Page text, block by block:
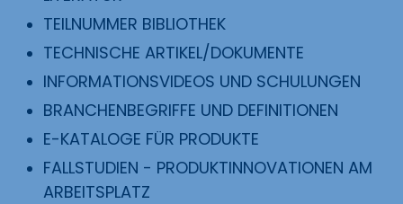
TEILNUMMER BIBLIOTHEK
TECHNISCHE ARTIKEL/DOKUMENTE
INFORMATIONSVIDEOS UND SCHULUNGEN
BRANCHENBEGRIFFE UND DEFINITIONEN
E-KATALOGE FÜR PRODUKTE
FALLSTUDIEN - PRODUKTINNOVATIONEN AM
ARBEITSPLATZ